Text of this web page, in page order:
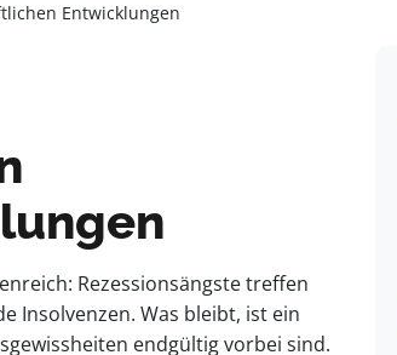
Entwicklungen
Rezessionsängste treffen
Insolvenzen. Was bleibt, ist ein
endgültig vorbei sind.